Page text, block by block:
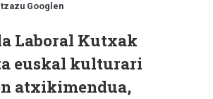
Googlen
Laboral Kutxak
euskal kulturari
atxikimendua,